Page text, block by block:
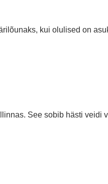
kui olulised on
See sobib hästi